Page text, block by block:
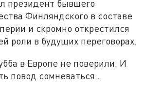
президент бывшего
Финляндского в составе
и скромно открестился
роли в будущих переговорах.
в Европе не поверили. И
повод сомневаться…